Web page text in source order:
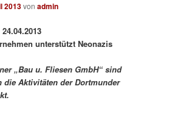
2013vonadmin
unterstützt Neonazis
„Bau u. Fliesen GmbH“ sind
die Aktivitäten der Dortmunder